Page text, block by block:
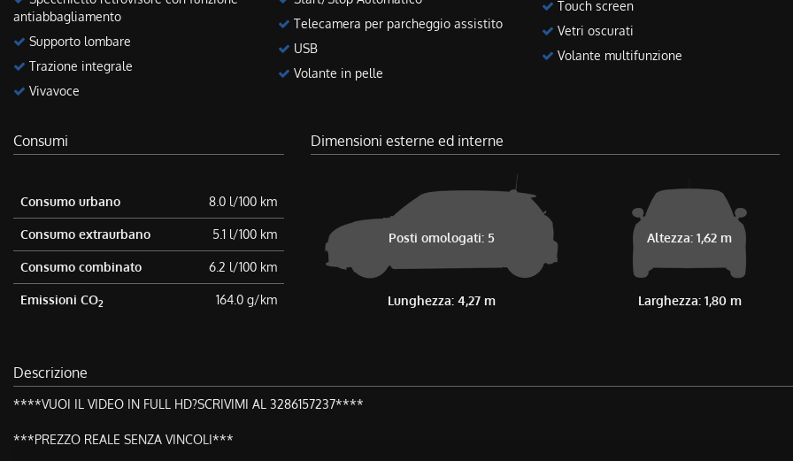
antiabbagliamento
Supporto lombare
Trazione integrale
Vivavoce
Telecamera per parcheggio assistito
USB
Volante in pelle
Touch screen
Vetri oscurati
Volante multifunzione
Consumi
Consumo urbano 8.0 l/100 km
Consumo extraurbano 5.1 l/100 km
Consumo combinato 6.2 l/100 km
Emissioni CO2 164.0 g/km
Dimensioni esterne ed interne
Posti omologati: 5
Lunghezza: 4,27 m
Altezza: 1,62 m
Larghezza: 1,80 m
Descrizione
****VUOI IL VIDEO IN FULL HD?SCRIVIMI AL 3286157237****
***PREZZO REALE SENZA VINCOLI***